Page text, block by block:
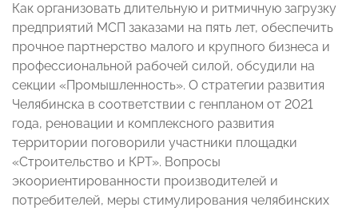
Как организовать длительную и ритмичную загрузку
предприятий МСП заказами на пять лет, обеспечить
прочное партнерство малого и крупного бизнеса и
профессиональной рабочей силой, обсудили на
секции «Промышленность». О стратегии развития
Челябинска в соответствии с генпланом от 2021
года, реновации и комплексного развития
территории поговорили участники площадки
«Строительство и КРТ». Вопросы
экоориентированности производителей и
потребителей, меры стимулирования челябинских